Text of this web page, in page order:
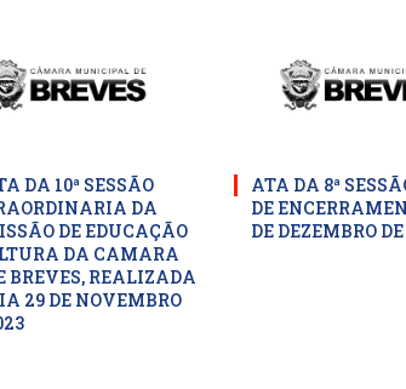
DA 10ª SESSÃO
DA
DE EDUCAÇÃO
DA CAMARA
BREVES, REALIZADA
29 DE NOVEMBRO
ATA DA 8ª
DE
DE DEZEMBRO